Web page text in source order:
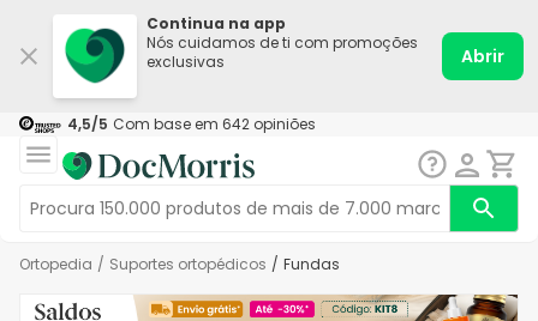
Continua na app
Nós cuidamos de ti com promoções
exclusivas
Abrir
4,5/5 Com base em 642 opiniões
Ortopedia / Suportes ortopédicos / Fundas